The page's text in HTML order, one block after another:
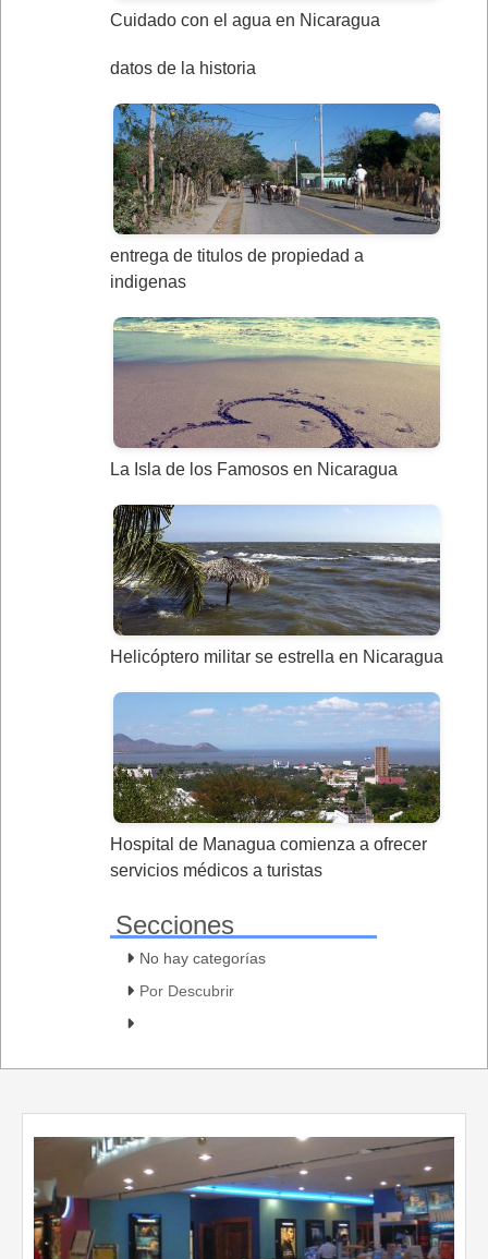
Cuidado con el agua en Nicaragua
datos de la historia
entrega de titulos de propiedad a
indigenas
La Isla de los Famosos en Nicaragua
Helicóptero militar se estrella en Nicaragua
Hospital de Managua comienza a ofrecer
servicios médicos a turistas
Secciones
No hay categorías
Por Descubrir